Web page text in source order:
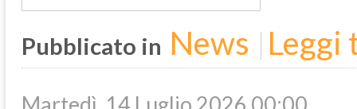
Pubblicato in News Leggi